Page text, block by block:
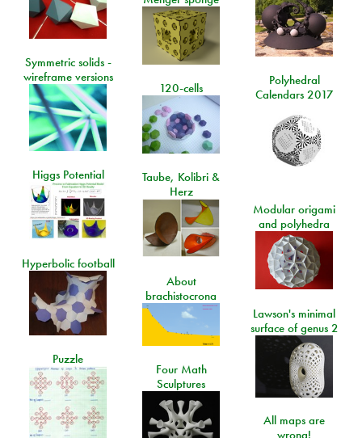
Symmetric solids -
wireframe versions
Polyhedral
Calendars 2017
120-cells
Higgs Potential
Taube, Kolibri &
Herz
Modular origami
and polyhedra
Hyperbolic football
About
brachistocrona
Lawson's minimal
surface of genus 2
Puzzle
Four Math
Sculptures
All maps are
wrong!